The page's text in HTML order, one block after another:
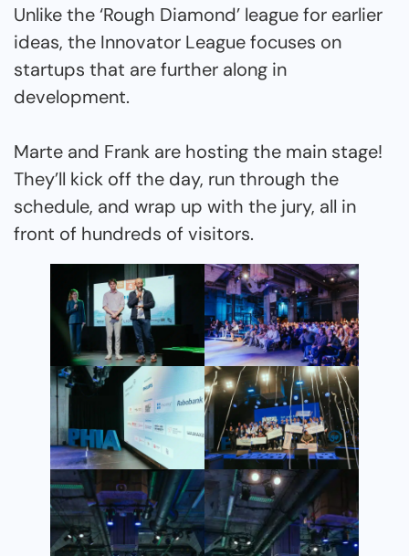
Unlike the ‘Rough Diamond’ league for earlier
ideas, the Innovator League focuses on
startups that are further along in
development.
Marte and Frank are hosting the main stage!
They’ll kick off the day, run through the
schedule, and wrap up with the jury, all in
front of hundreds of visitors.